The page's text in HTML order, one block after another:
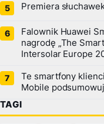
Premiera
Falownik Huawei
nagrodę „The
Intersolar Europe
Te smartfony
Mobile
TAGI